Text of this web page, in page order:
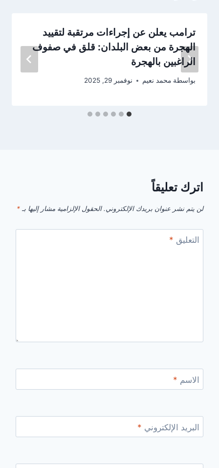
ترامب يعلن عن إجراءات مرتقبة لتقييد
الهجرة من بعض البلدان: قلق في صفوف
الراغبين بالهجرة
بواسطة محمد نعيم نوفمبر 29, 2025
اترك تعليقاً
لن يتم نشر عنوان بريدك الإلكتروني. الحقول الإلزامية مشار إليها بـ *
التعليق *
الاسم *
البريد الإلكتروني *